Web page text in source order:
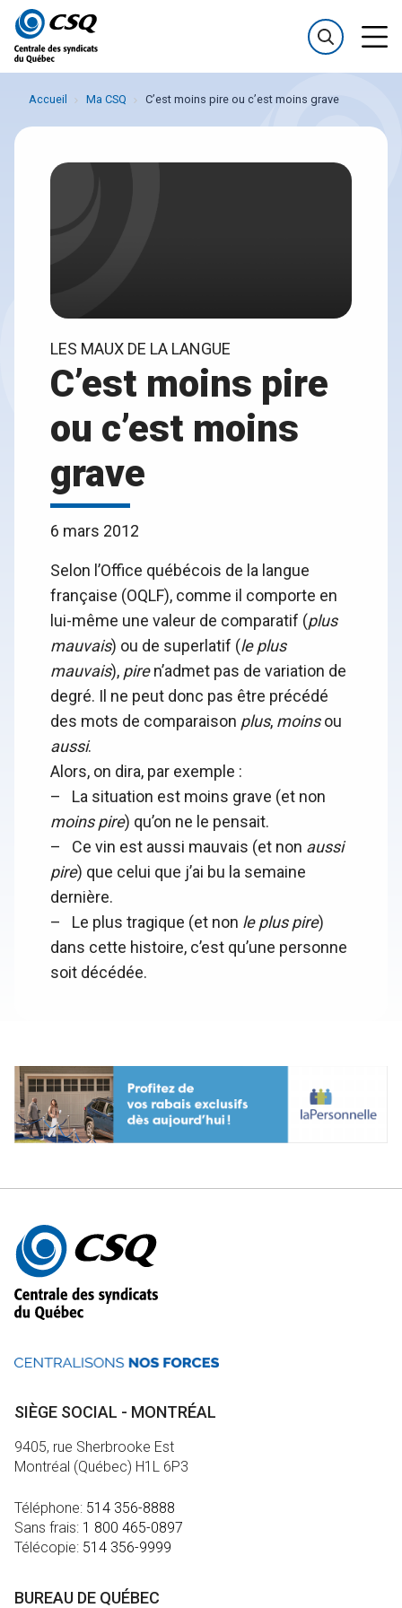
Passer
au
menu
Passer
au
contenu
Accueil Ma CSQ C’est moins pire ou c’est moins grave
LES MAUX DE LA LANGUE
C’est moins pire
ou c’est moins
grave
6 mars 2012
Selon l’Office québécois de la langue
française (OQLF), comme il comporte en
lui-même une valeur de comparatif (plus
mauvais) ou de superlatif (le plus
mauvais), piren’admet pas de variation de
degré. Il ne peut donc pas être précédé
des mots de comparaison plus, moinsou
aussi.
Alors, on dira, par exemple :
– La situation est moins grave (et non
moins pire) qu’on ne le pensait.
– Ce vin est aussi mauvais (et non aussi
pire) que celui que j’ai bu la semaine
dernière.
– Le plus tragique (et non le plus pire)
dans cette histoire, c’est qu’une personne
soit décédée.
Autres
informations
SIÈGE SOCIAL - MONTRÉAL
9405, rue Sherbrooke Est
Montréal (Québec) H1L 6P3
Téléphone: 514 356-8888
Sans frais: 1 800 465-0897
Télécopie: 514 356-9999
BUREAU DE QUÉBEC